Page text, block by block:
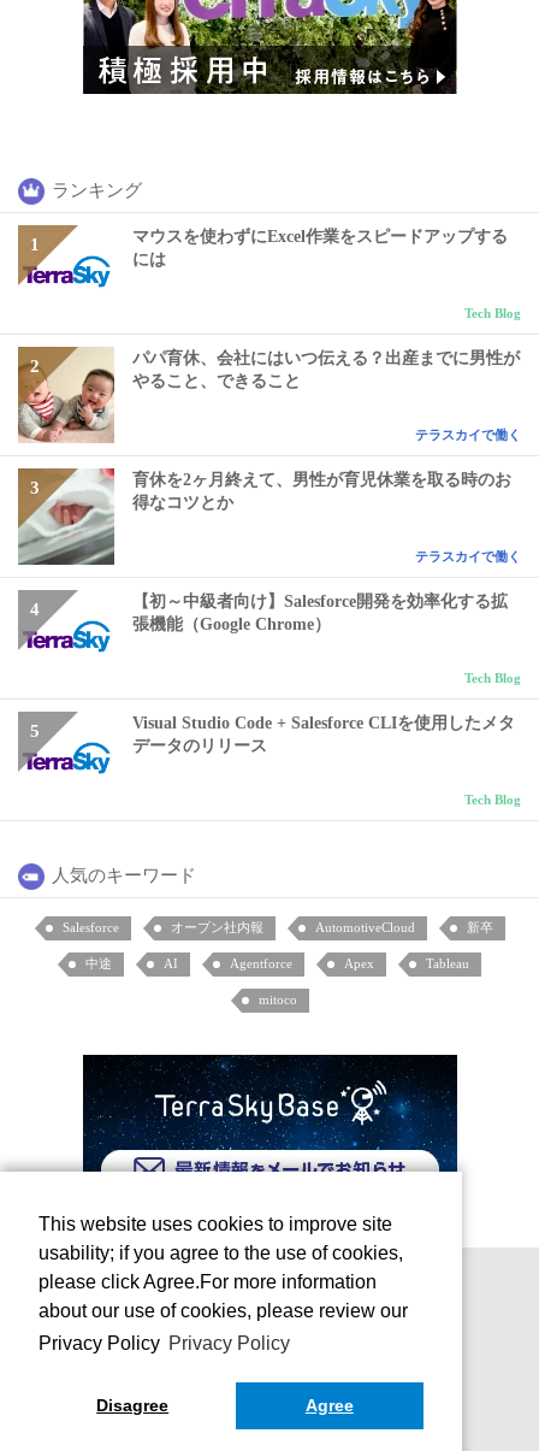
ランキング
マウスを使わずにExcel作業をスピードアップする
には
Tech Blog
パパ育休、会社にはいつ伝える？出産までに男性が
やること、できること
テラスカイで働く
育休を2ヶ月終えて、男性が育児休業を取る時のお
得なコツとか
テラスカイで働く
【初～中級者向け】Salesforce開発を効率化する拡
張機能（Google Chrome）
Tech Blog
Visual Studio Code + Salesforce CLIを使用したメタ
データのリリース
Tech Blog
人気のキーワード
Salesforce オープン社内報 AutomotiveCloud 新卒
中途 AI Agentforce Apex Tableau
mitoco
お問い合わせ 運営会社
This website uses cookies to improve site
usability; if you agree to the use of cookies,
please click Agree.For more information
about our use of cookies, please review our
Privacy Policy Privacy Policy
Disagree Agree